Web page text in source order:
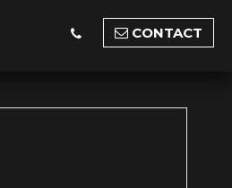
CONTACT